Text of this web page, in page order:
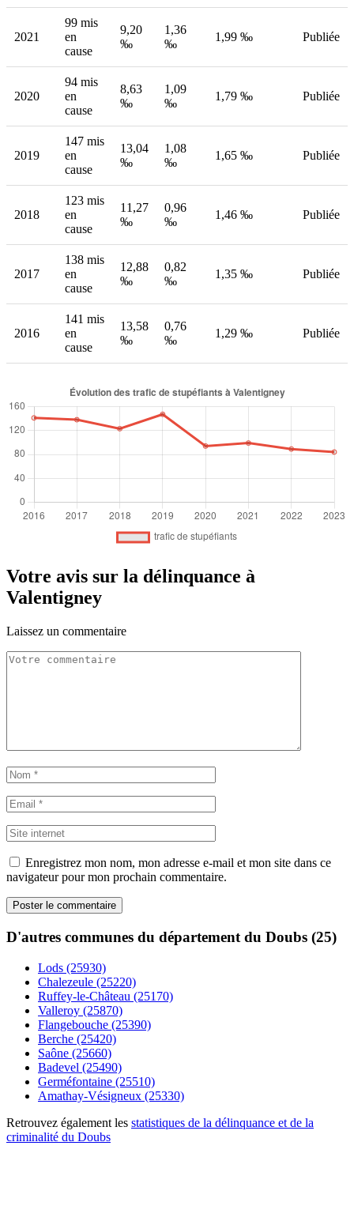
2021
99 mis
en
cause
9,20
‰
1,36
‰
1,99 ‰ Publiée
2020
94 mis
en
cause
8,63
‰
1,09
‰
1,79 ‰ Publiée
2019
147 mis
en
cause
13,04
‰
1,08
‰
1,65 ‰ Publiée
2018
123 mis
en
cause
11,27
‰
0,96
‰
1,46 ‰ Publiée
2017
138 mis
en
cause
12,88
‰
0,82
‰
1,35 ‰ Publiée
2016
141 mis
en
cause
13,58
‰
0,76
‰
1,29 ‰ Publiée
Votre avis sur la délinquance à
Valentigney
Laissez un commentaire
Enregistrez mon nom, mon adresse e-mail et mon site dans ce
navigateur pour mon prochain commentaire.
D'autres communes du département du Doubs (25)
Lods (25930)
Chalezeule (25220)
Ruffey-le-Château (25170)
Valleroy (25870)
Flangebouche (25390)
Berche (25420)
Saône (25660)
Badevel (25490)
Germéfontaine (25510)
Amathay-Vésigneux (25330)
Retrouvez également les statistiques de la délinquance et de la
criminalité du Doubs